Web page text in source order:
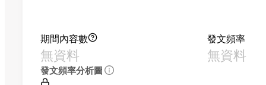
期間內容數
無資料
發文頻率
無資料
發文頻率分析圖